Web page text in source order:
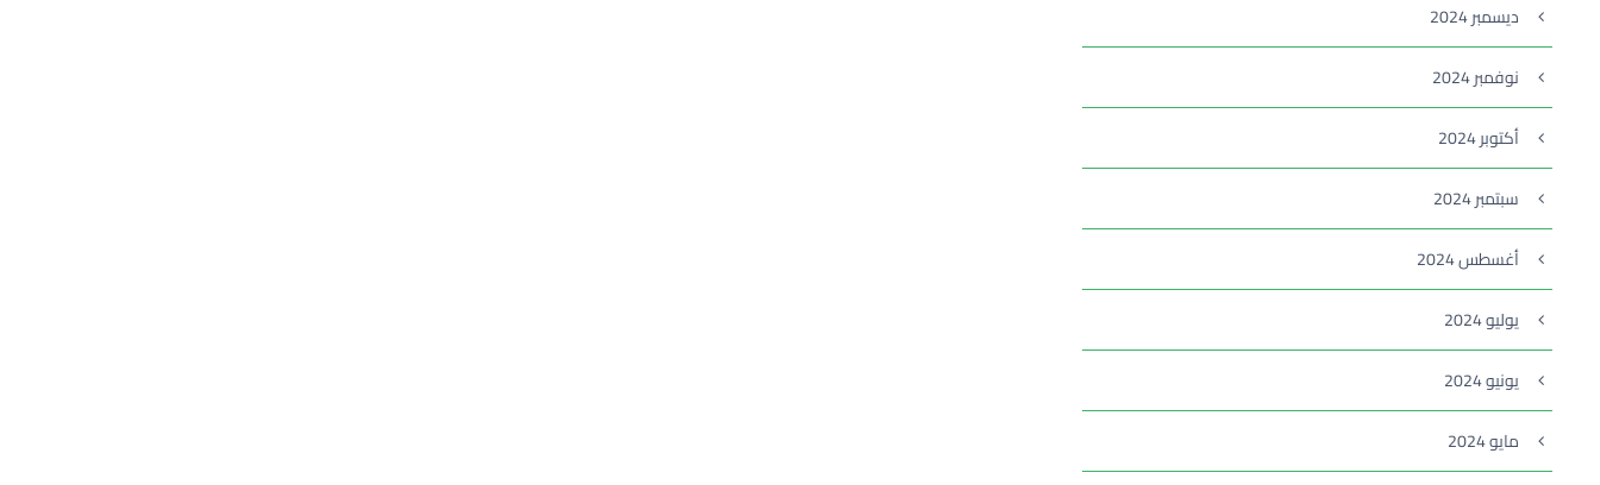
ديسمبر 2024
نوفمبر 2024
أكتوبر 2024
سبتمبر 2024
أغسطس 2024
يوليو 2024
يونيو 2024
مايو 2024